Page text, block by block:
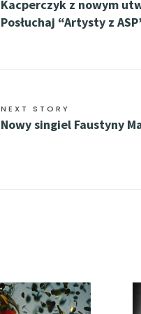
Kacperczyk z nowym
Posłuchaj “Artysty z
NEXT STORY
Nowy singiel Faustyny